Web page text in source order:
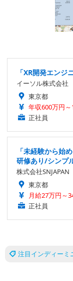
「XR開発エン
イーソル株式会社
東京都
年収600万円～
正社員
「未経験から始
研修あり/シンプ
株式会社SNJAPAN
東京都
月給27万円～
正社員
注目インディーミ